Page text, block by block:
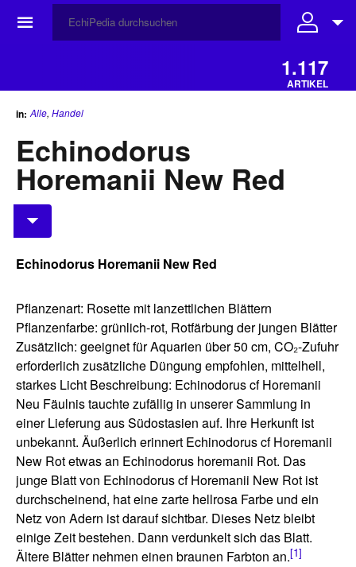
☰
1.117
ARTIKEL
in: Alle, Handel
Echinodorus
Horemanii New Red
Echinodorus Horemanii New Red
Pflanzenart: Rosette mit lanzettlichen Blättern
Pflanzenfarbe: grünlich-rot, Rotfärbung der jungen Blätter
Zusätzlich: geeignet für Aquarien über 50 cm, CO₂-Zufuhr
erforderlich zusätzliche Düngung empfohlen, mittelhell,
starkes Licht Beschreibung: Echinodorus cf Horemanii
Neu Fäulnis tauchte zufällig in unserer Sammlung in
einer Lieferung aus Südostasien auf. Ihre Herkunft ist
unbekannt. Äußerlich erinnert Echinodorus cf Horemanii
New Rot etwas an Echinodorus horemanii Rot. Das
junge Blatt von Echinodorus cf Horemanii New Rot ist
durchscheinend, hat eine zarte hellrosa Farbe und ein
Netz von Adern ist darauf sichtbar. Dieses Netz bleibt
einige Zeit bestehen. Dann verdunkelt sich das Blatt.
Ältere Blätter nehmen einen braunen Farbton an.[1]